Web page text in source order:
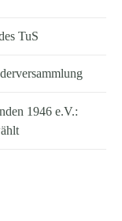
TuS
1946 e.V.: